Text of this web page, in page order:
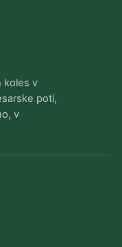
koles v
poti,
v